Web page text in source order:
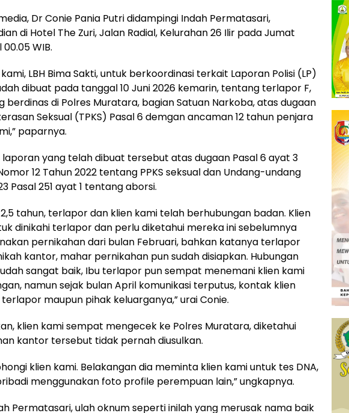
Dr Conie Pania Putri didampingi Indah Permatasari,
di Hotel The Zuri, Jalan Radial, Kelurahan 26 Ilir pada Jumat
WIB.
LBH Bima Sakti, untuk berkoordinasi terkait Laporan Polisi (LP)
dibuat pada tanggal 10 Juni 2026 kemarin, tentang terlapor F,
berdinas di Polres Muratara, bagian Satuan Narkoba, atas dugaan
Seksual (TPKS) Pasal 6 demgan ancaman 12 tahun penjara
paparnya.
yang telah dibuat tersebut atas dugaan Pasal 6 ayat 3
12 Tahun 2022 tentang PPKS seksual dan Undang-undang
Pasal 251 ayat 1 tentang aborsi.
tahun, terlapor dan klien kami telah berhubungan badan. Klien
dinikahi terlapor dan perlu diketahui mereka ini sebelumnya
pernikahan dari bulan Februari, bahkan katanya terlapor
kantor, mahar pernikahan pun sudah disiapkan. Hubungan
sangat baik, Ibu terlapor pun sempat menemani klien kami
namun sejak bulan April komunikasi terputus, kontak klien
maupun pihak keluarganya,” urai Conie.
klien kami sempat mengecek ke Polres Muratara, diketahui
kantor tersebut tidak pernah diusulkan.
klien kami. Belakangan dia meminta klien kami untuk tes DNA,
menggunakan foto profile perempuan lain,” ungkapnya.
Permatasari, ulah oknum seperti inilah yang merusak nama baik